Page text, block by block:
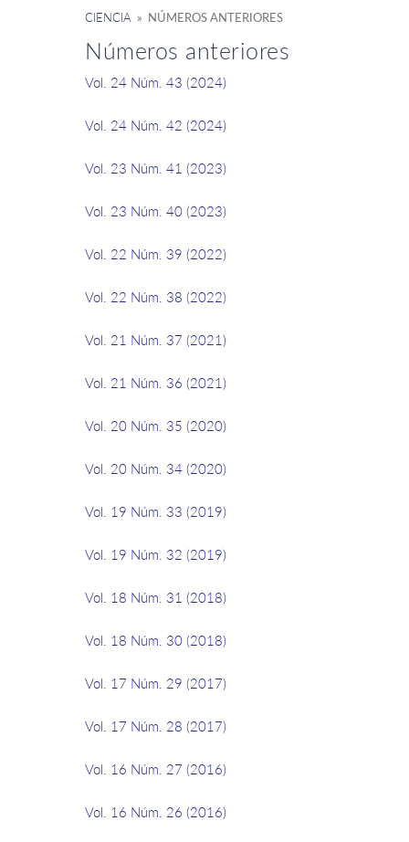
CIENCIA » NÚMEROS ANTERIORES
Números anteriores
Vol. 24 Núm. 43 (2024)
Vol. 24 Núm. 42 (2024)
Vol. 23 Núm. 41 (2023)
Vol. 23 Núm. 40 (2023)
Vol. 22 Núm. 39 (2022)
Vol. 22 Núm. 38 (2022)
Vol. 21 Núm. 37 (2021)
Vol. 21 Núm. 36 (2021)
Vol. 20 Núm. 35 (2020)
Vol. 20 Núm. 34 (2020)
Vol. 19 Núm. 33 (2019)
Vol. 19 Núm. 32 (2019)
Vol. 18 Núm. 31 (2018)
Vol. 18 Núm. 30 (2018)
Vol. 17 Núm. 29 (2017)
Vol. 17 Núm. 28 (2017)
Vol. 16 Núm. 27 (2016)
Vol. 16 Núm. 26 (2016)